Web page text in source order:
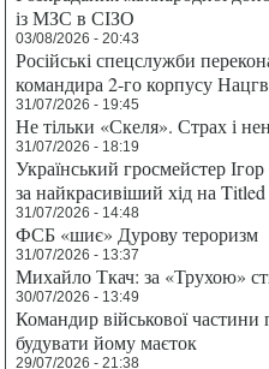
із МЗС в СІЗО
03/08/2026 - 20:43
Російські спецслужби
командира 2-го корпусу
31/07/2026 - 19:45
Не тільки «Скеля». Страх і
31/07/2026 - 18:19
Український гросмейстер
за найкрасивіший хід на Titled
31/07/2026 - 14:48
ФСБ «шиє» Дурову тероризм
31/07/2026 - 13:37
Михайло Ткач: за «Трухою»
30/07/2026 - 13:49
Командир військової
будувати йому маєток
29/07/2026 - 21:38